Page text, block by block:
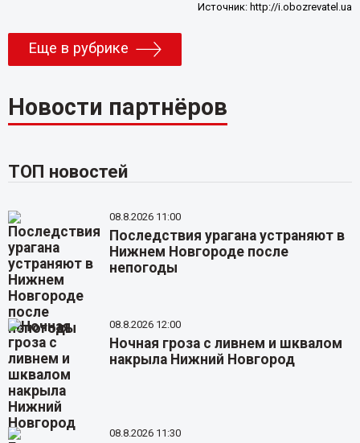
Источник: http://i.obozrevatel.ua
Еще в рубрике
Новости партнёров
ТОП новостей
08.8.2026 11:00
Последствия урагана устраняют в
Нижнем Новгороде после
непогоды
08.8.2026 12:00
Ночная гроза с ливнем и шквалом
накрыла Нижний Новгород
08.8.2026 11:30